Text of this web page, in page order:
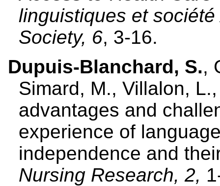
linguistiques et
Society, 6, 3-16.
Dupuis-Blanchard, S.,
Simard, M., Villalon,
advantages and
experience of
independence and
Nursing Research, 2,